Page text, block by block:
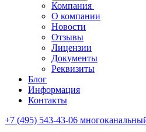
Компания
О компании
Новости
Отзывы
Лицензии
Документы
Реквизиты
Блог
Информация
Контакты
+7 (495) 543-43-06